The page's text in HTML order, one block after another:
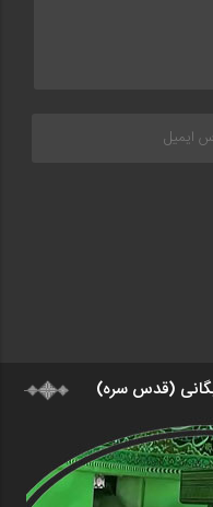
(قدس سره)